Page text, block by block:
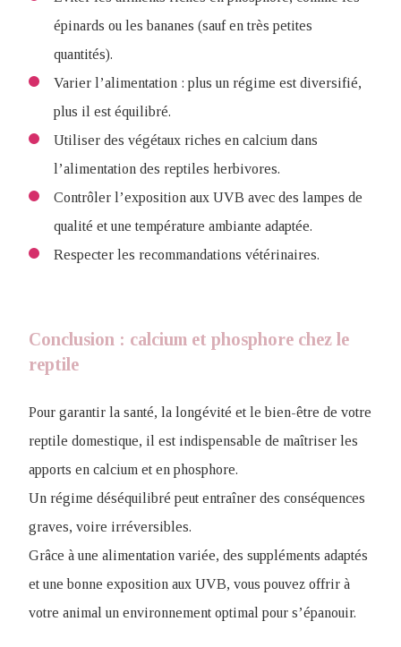
épinards ou les bananes (sauf en très petites
quantités).
Varier l’alimentation : plus un régime est diversifié,
plus il est équilibré.
Utiliser des végétaux riches en calcium dans
l’alimentation des reptiles herbivores.
Contrôler l’exposition aux UVB avec des lampes de
qualité et une température ambiante adaptée.
Respecter les recommandations vétérinaires.
Conclusion : calcium et phosphore chez le
reptile
Pour garantir la santé, la longévité et le bien-être de votre
reptile domestique, il est indispensable de maîtriser les
apports en calcium et en phosphore.
Un régime déséquilibré peut entraîner des conséquences
graves, voire irréversibles.
Grâce à une alimentation variée, des suppléments adaptés
et une bonne exposition aux UVB, vous pouvez offrir à
votre animal un environnement optimal pour s’épanouir.